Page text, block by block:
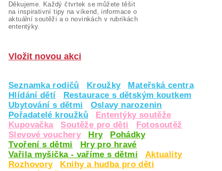
Děkujeme. Každý čtvrtek se můžete těšit
na inspirativní tipy na víkend, informace o
aktuální soutěži a o novinkách v rubrikách
ententýky.
Vložit novou akci
Seznamka rodičů Kroužky
Mateřská centra
Hlídání dětí
Restaurace s dětským koutkem
Ubytování s dětmi
Oslavy narozenin
Pořadatelé kroužků
Ententýky soutěže
Kupovačka
Soutěže pro děti
Fotosoutěž
Slevové vouchery
Hry
Pohádky
Tvoření s dětmi
Hry pro hravé
Vařila myšička - vaříme s dětmi
Aktuality
Rozhovory
Knihy a hudba pro děti